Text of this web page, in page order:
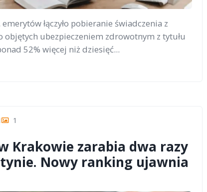
łączyło pobieranie świadczenia z
objętych ubezpieczeniem zdrowotnym z tytułu
52% więcej niż dziesięć...
1
Krakowie zarabia dwa razy
Nowy ranking ujawnia